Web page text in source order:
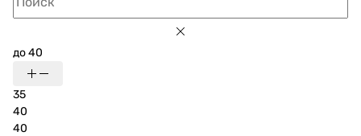
до 40
35
40
40